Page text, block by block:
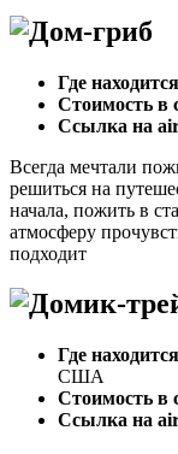
Где
Стоимость в
Ссылка на
Всегда мечтали
решиться на
начала, пожить в
атмосферу
подходит
Где
США
Стоимость в
Ссылка на